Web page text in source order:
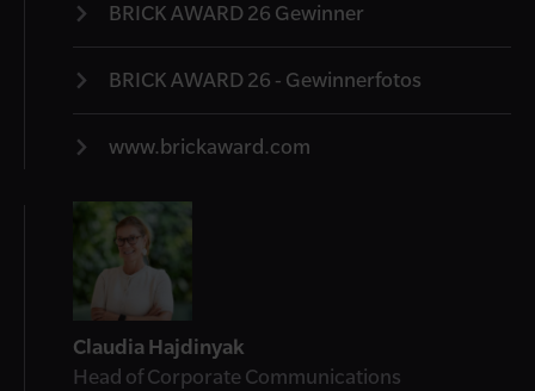
BRICK AWARD 26 Gewinner
BRICK AWARD 26 - Gewinnerfotos
www.brickaward.com
Kontakt
Claudia Hajdinyak
Head of Corporate Communications